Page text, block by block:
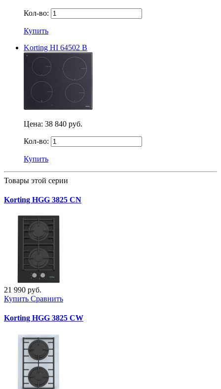
Кол-во:
Купить
Korting HI 64502 B
Цена: 38 840 руб.
Кол-во:
Купить
Товары этой серии
Korting HGG 3825 CN
21 990 руб.
Купить Сравнить
Korting HGG 3825 CW